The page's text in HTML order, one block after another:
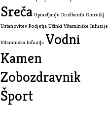
Sreča Upravljanje Družbenih Omrežij
Ustanovitev Podjetja Učinki Vitaminske Infuzije
Vitaminska Infuzija Vodni
Kamen
Zobozdravnik
Šport